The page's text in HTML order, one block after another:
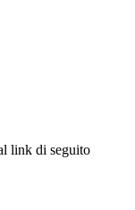
link di seguito